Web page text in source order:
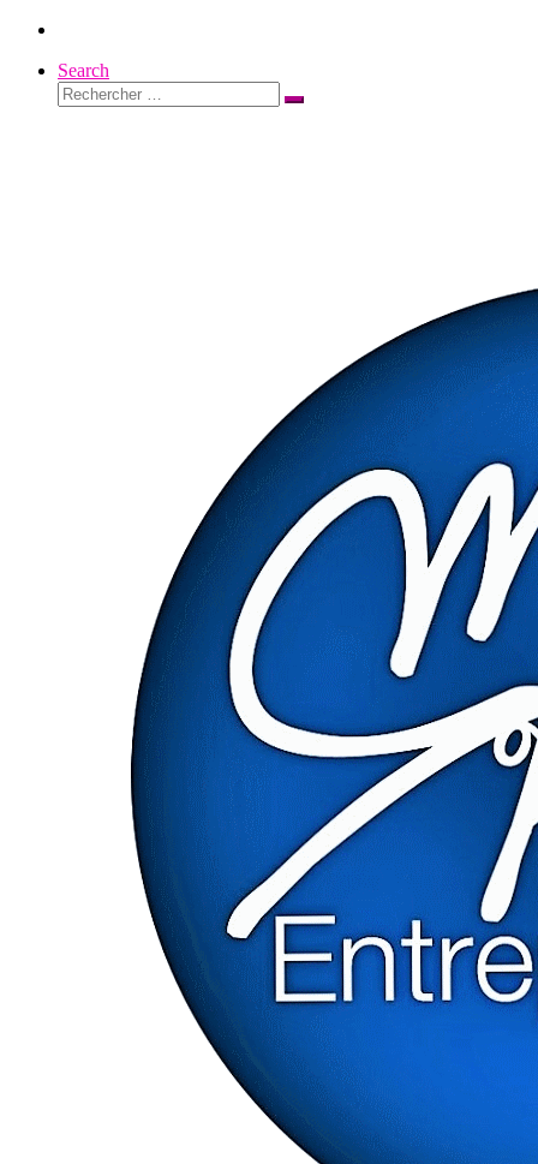
Passer
contenuSearch
Rechercher
Rechercher